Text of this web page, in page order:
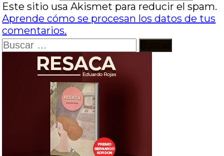
Este sitio usa Akismet para reducir el spam.
Aprende cómo se procesan los datos de tus
comentarios.
Buscar: